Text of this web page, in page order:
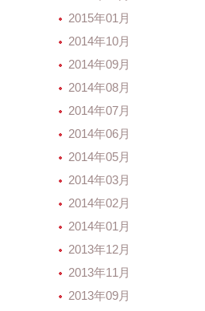
2015年01月
2014年10月
2014年09月
2014年08月
2014年07月
2014年06月
2014年05月
2014年03月
2014年02月
2014年01月
2013年12月
2013年11月
2013年09月